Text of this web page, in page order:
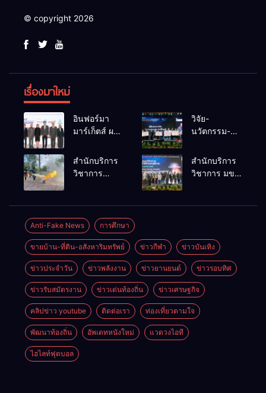
© copyright 2026
เรื่องมาใหม่
อินฟอร์มา
มาร์เก็ตส์ ผนึก
ธุรกิจท่อง
เที่ยว-บริการ
Thailand
2026 เชื่อม 4
งานใหญ่
สร้างโอกาส
ธุรกิจครบ
วงจร ด้วยครับ
วิจัย-
นวัตกรรม-
คือโอกาสใหม่
ของคนพิการ
เศรษฐกิจ
สำนักบริการ
วิชาการ
เพลิงขั้นต้น”
ยกระดับ
ศักยภาพเจ้า
หน้าที่ท้องถิ่น
รับมืออัคคีภัย
ตามมาตรฐาน
สากล
สำนักบริการ
วิชาการ มข.
เวทีระดับชาติ
NCPD 2026
เปลี่ยน “ผ้า
เหลือ” สู่ราย
ได้ที่ยั่งยืน
Anti-Fake News การศึกษา
ขายบ้าน-ที่ดิน-อสังหาริมทรัพย์ ข่าวกีฬา ข่าวบันเทิง
ข่าวประจำวัน ข่าวพลังงาน ข่าวยานยนต์ ข่าวรอบทิศ
ข่าวรับสมัตรงาน ข่าวเด่นท้องถิ่น ข่าวเศรษฐกิจ
คลิปข่าว youtube ติดต่อเรา ท่องเที่ยวตามใจ
พัฒนาท้องถิ่น อัพเดทหนังใหม่ แวดวงไอที
ไฮไลท์ฟุตบอล